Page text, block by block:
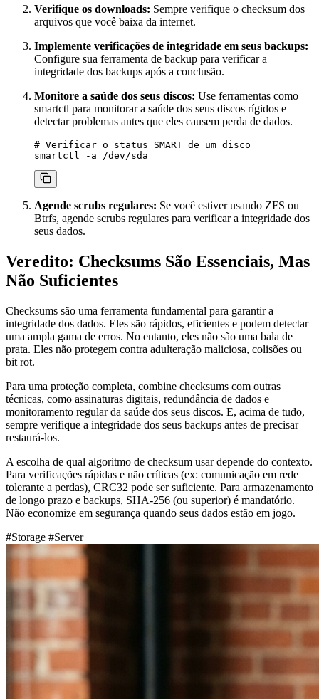
Verifique os downloads: Sempre verifique o checksum dos
arquivos que você baixa da internet.
Implemente verificações de integridade em seus backups:
Configure sua ferramenta de backup para verificar a
integridade dos backups após a conclusão.
Monitore a saúde dos seus discos: Use ferramentas como
smartctl para monitorar a saúde dos seus discos rígidos e
detectar problemas antes que eles causem perda de dados.
# Verificar o status SMART de um disco
Agende scrubs regulares: Se você estiver usando ZFS ou
Btrfs, agende scrubs regulares para verificar a integridade dos
seus dados.
Veredito: Checksums São Essenciais, Mas
Não Suficientes
Checksums são uma ferramenta fundamental para garantir a
integridade dos dados. Eles são rápidos, eficientes e podem detectar
uma ampla gama de erros. No entanto, eles não são uma bala de
prata. Eles não protegem contra adulteração maliciosa, colisões ou
bit rot.
Para uma proteção completa, combine checksums com outras
técnicas, como assinaturas digitais, redundância de dados e
monitoramento regular da saúde dos seus discos. E, acima de tudo,
sempre verifique a integridade dos seus backups antes de precisar
restaurá-los.
A escolha de qual algoritmo de checksum usar depende do contexto.
Para verificações rápidas e não críticas (ex: comunicação em rede
tolerante a perdas), CRC32 pode ser suficiente. Para armazenamento
de longo prazo e backups, SHA-256 (ou superior) é mandatório.
Não economize em segurança quando seus dados estão em jogo.
#Storage #Server